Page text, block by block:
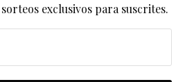
exclusivos para suscrites.